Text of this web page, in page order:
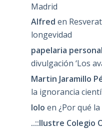
Madrid
Alfred en
longevidad
papelaria
divulgación ‘Los
Martin Jaramillo
la ignorancia
lolo en ¿Por qué
..::Ilustre Colegio